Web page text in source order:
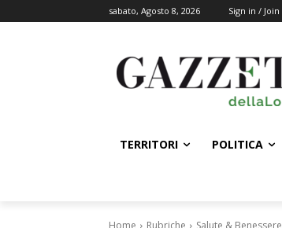
sabato, Agosto 8, 2026 Sign in / Join
TERRITORI POLITICA
Home Rubriche Salute & Benessere